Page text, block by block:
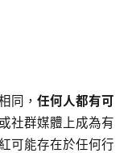
同， 任何人都有可
社群媒體上成為有
可能存在於任何行